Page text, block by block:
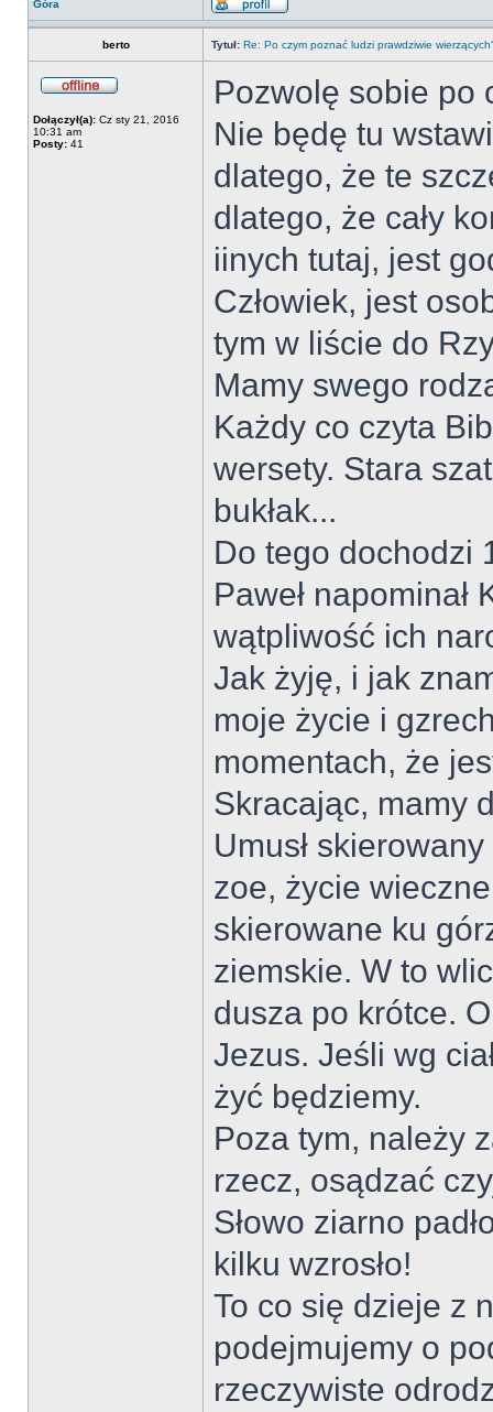
Góra
berto Tytuł: Re: Po czym poznać ludzi prawdziwie
Dołączył(a): Cz sty 21, 2016
10:31 am
Posty: 41
Pozwolę sobie po
Nie będę tu
dlatego, że te
dlatego, że cały
iinych tutaj, jest
Człowiek, jest
tym w liście do
Mamy swego
Każdy co czyta
wersety. Stara
bukłak...
Do tego dochodzi
Paweł napominał
wątpliwość ich
Jak żyję, i jak
moje życie i
momentach, że
Skracając, mamy
Umusł
zoe, życie
skierowane ku
ziemskie. W to
dusza po krótce.
Jezus. Jeśli wg
żyć będziemy.
Poza tym, należy
rzecz, osądzać
Słowo ziarno
kilku wzrosło!
To co się dzieje z
podejmujemy o
rzeczywiste